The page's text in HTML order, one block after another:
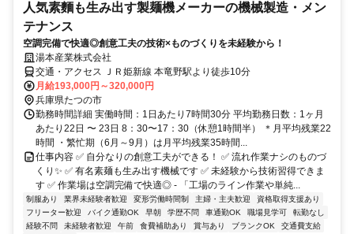
人気素麵も生み出す製麺機メーカーの機械製造・メン
テナンス
空調完備で快適◎創意工夫の技術×ものづくりを未経験から！
湯本産業株式会社
交通・アクセス ＪＲ姫新線 本竜野駅より徒歩10分
月給193,000円～320,000円
兵庫県たつの市
勤務時間詳細 実働時間：1日あたり7時間30分 平均勤務日数：1ヶ月
あたり22日 〜 23日 8：30〜17：30（休憩1時間半） ＊月平均残業22
時間 ・繁忙期（6月～9月）は月平均残業35時間...
仕事内容 ✅ 自分なりの創意工夫ができる！ ✅ 流れ作業ナシのものづ
くり✨ ✅ 有名素麺も生み出す機械です ✅ 未経験から技術習得できま
す ✅ 作業場は空調完備で快適◎ - 「工場のライン作業や単純...
制服あり 業界未経験者歓迎 変形労働時間制 主婦・主夫歓迎
資格取得支援あり
フリーター歓迎
バイク通勤OK 早朝 学歴不問 車通勤OK 職場見学可
転勤なし
経験不問
未経験者歓迎 午前 食費補助あり 賞与あり ブランクOK
交通費支給